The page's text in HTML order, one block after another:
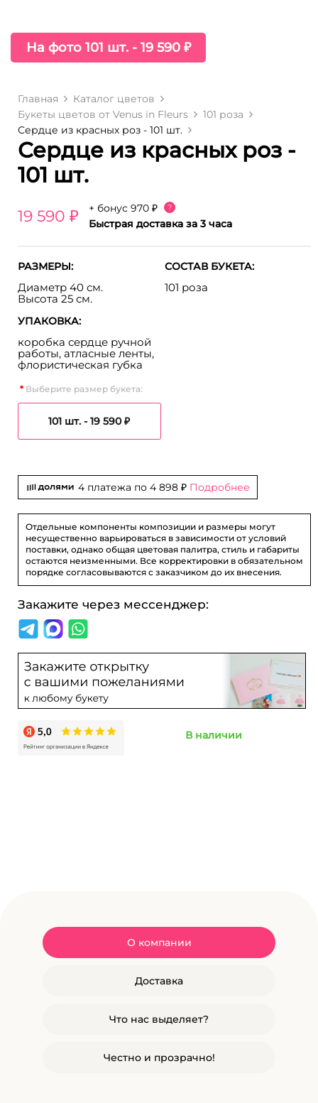
На фото 101 шт. - 19 590 ₽
Главная
Каталог цветов
Букеты цветов от Venus in Fleurs
101 роза
Сердце из красных роз - 101 шт.
Сердце из красных роз -
101 шт.
19 590 ₽ + бонус 970 ₽ ?
Быстрая доставка за 3 часа
РАЗМЕРЫ:
Диаметр 40 см.
Высота 25 см.
СОСТАВ БУКЕТА:
101 роза
УПАКОВКА:
коробка сердце ручной
работы, атласные ленты,
флористическая губка
Выберите размер букета:
101 шт. -19 590 ₽
4 платежа по 4 898 ₽ Подробнее
Отдельные компоненты композиции и размеры могут
несущественно варьироваться в зависимости от условий
поставки, однако общая цветовая палитра, стиль и габариты
остаются неизменными. Все корректировки в обязательном
порядке согласовываются с заказчиком до их внесения.
Закажите через мессенджер:
В наличии
О компании
Доставка
Что нас выделяет?
Честно и прозрачно!